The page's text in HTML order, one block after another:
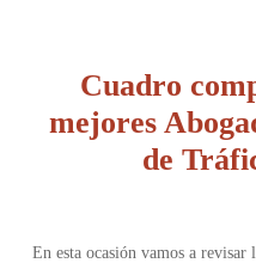
Cuadro
mejores
de
En esta ocasión vamos a revisar